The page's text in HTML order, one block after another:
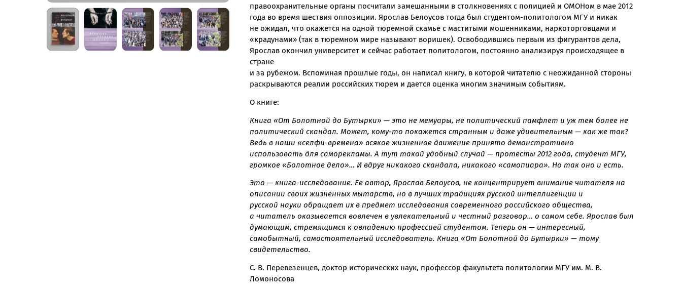
правоохранительные органы посчитали замешанными в столкновениях с полицией и ОМОНом в мае 2012
года во время шествия оппозиции. Ярослав Белоусов тогда был студентом-политологом МГУ и никак
не ожидал, что окажется на одной тюремной скамье с маститыми мошенниками, наркоторговцами и
«крадунами» (так в тюремном мире называют воришек). Освободившись первым из фигурантов дела,
Ярослав окончил университет и сейчас работает политологом, постоянно анализируя происходящее в
стране
и за рубежом. Вспоминая прошлые годы, он написал книгу, в которой читателю с неожиданной стороны
раскрываются реалии российских тюрем и дается оценка многим значимым событиям.
О книге:
Книга «От Болотной до Бутырки» — это не мемуары, не политический памфлет и уж тем более не
политический скандал. Может, кому-то покажется странным и даже удивительным — как же так?
Ведь в наши «селфи-времена» всякое жизненное движение принято демонстративно
использовать для саморекламы. А тут такой удобный случай — протесты 2012 года, студент МГУ,
громкое «Болотное дело»… И вдруг никакого скандала, никакого «самопиара». Но так оно и есть.
Это — книга-исследование. Ее автор, Ярослав Белоусов, не концентрирует внимание читателя на
описании своих жизненных мытарств, но в лучших традициях русской интеллигенции и
русской науки обращает их в предмет исследования современного российского общества,
а читатель оказывается вовлечен в увлекательный и честный разговор… о самом себе. Ярослав был
думающим, стремящимся к овладению профессией студентом. Теперь он — интересный,
самобытный, самостоятельный исследователь. Книга «От Болотной до Бутырки» — тому
свидетельство.
С. В. Перевезенцев, доктор исторических наук, профессор факультета политологии МГУ им. М. В.
Ломоносова